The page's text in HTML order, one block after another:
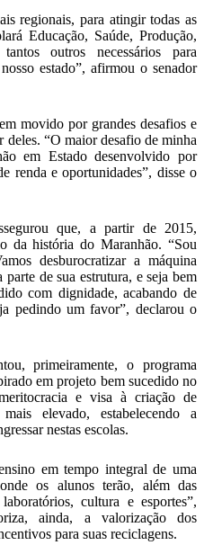
regionais, para atingir todas as
Educação, Saúde, Produção,
outros necessários para
estado”, afirmou o senador
movido por grandes desafios e
deles. “O maior desafio de minha
em Estado desenvolvido por
renda e oportunidades”, disse o
que, a partir de 2015,
da história do Maranhão. “Sou
desburocratizar a máquina
de sua estrutura, e seja bem
com dignidade, acabando de
pedindo um favor”, declarou o
primeiramente, o programa
em projeto bem sucedido no
e visa à criação de
elevado, estabelecendo a
nestas escolas.
em tempo integral de uma
os alunos terão, além das
cultura e esportes”,
ainda, a valorização dos
para suas reciclagens.